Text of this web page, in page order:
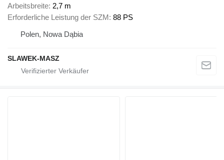
Arbeitsbreite 2,7 m
Erforderliche Leistung der SZM 88 PS
Polen, Nowa Dąbia
SLAWEK-MASZ